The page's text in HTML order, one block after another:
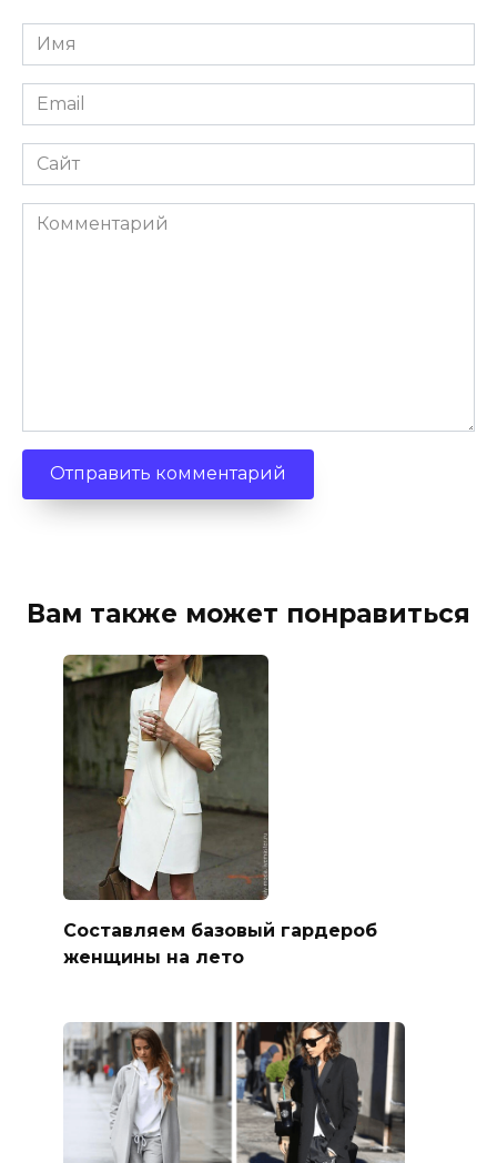
Имя
*
Email
*
Сайт
Комментарий
Вам также может понравиться
Составляем базовый гардероб
женщины на лето